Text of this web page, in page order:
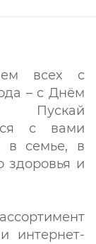
всех с
– с Днём
Пускай
с вами
в семье, в
здоровья и
интернет-